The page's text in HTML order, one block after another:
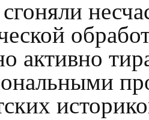
активно